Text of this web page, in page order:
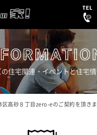
REASON
NEW HOUSE
譲住宅
住宅関連・イベントと住宅
区高砂８丁目zero-eのご契約を頂き